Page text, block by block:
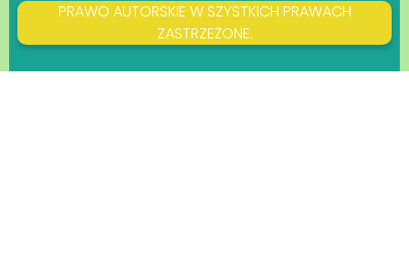
PRAWO AUTORSKIE W SZYSTKICH PRAWACH
ZASTRZEŻONE.